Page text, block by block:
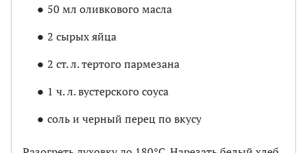
50 мл оливкового масла
2 сырых яйца
2 ст. л. тертого пармезана
1 ч. л. вустерского соуса
соль и черный перец по вкусу